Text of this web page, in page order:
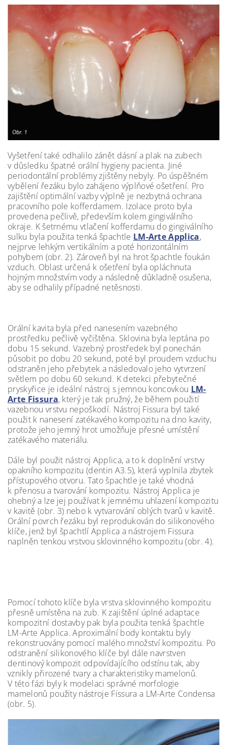
Vyšetření také odhalilo zánět dásní a plak na zubech
v důsledku špatné orální hygieny pacienta. Jiné
periodontální problémy zjištěny nebyly. Po úspěšném
vybělení řezáku bylo zahájeno výplňové ošetření. Pro
zajištění optimální vazby výplně je nezbytná ochrana
pracovního pole kofferdamem. Izolace proto byla
provedena pečlivě, především kolem gingiválního
okraje. K šetrnému vtlačení kofferdamu do gingiválního
sulku byla použita tenká špachtle LM-Arte Applica,
nejprve lehkým vertikálním a poté horizontálním
pohybem (obr. 2). Zároveň byl na hrot špachtle foukán
vzduch. Oblast určená k ošetření byla opláchnuta
hojným množstvím vody a následně důkladně osušena,
aby se odhalily případné netěsnosti.
Orální kavita byla před nanesením vazebného
prostředku pečlivě vyčištěna. Sklovina byla leptána po
dobu 15 sekund. Vazebný prostředek byl ponechán
působit po dobu 20 sekund, poté byl proudem vzduchu
odstraněn jeho přebytek a následovalo jeho vytvrzení
světlem po dobu 60 sekund. K detekci přebytečné
pryskyřice je ideální nástroj s jemnou koncovkou LM-
Arte Fissura, který je tak pružný, že během použití
vazebnou vrstvu nepoškodí. Nástroj Fissura byl také
použit k nanesení zatékavého kompozitu na dno kavity,
protože jeho jemný hrot umožňuje přesné umístění
zatékavého materiálu.
Dále byl použit nástroj Applica, a to k doplnění vrstvy
opakního kompozitu (dentin A3.5), která vyplnila zbytek
přístupového otvoru. Tato špachtle je také vhodná
k přenosu a tvarování kompozitu. Nástroj Applica je
ohebný a lze jej používat k jemnému uhlazení kompozitu
v kavitě (obr. 3) nebo k vytvarování oblých tvarů v kavitě.
Orální povrch řezáku byl reprodukován do silikonového
klíče, jenž byl špachtlí Applica a nástrojem Fissura
naplněn tenkou vrstvou sklovinného kompozitu (obr. 4).
Pomocí tohoto klíče byla vrstva sklovinného kompozitu
přesně umístěna na zub. K zajištění úplné adaptace
kompozitní dostavby pak byla použita tenká špachtle
LM-Arte Applica. Aproximální body kontaktu byly
rekonstruovány pomocí malého množství kompozitu. Po
odstranění silikonového klíče byl dále navrstven
dentinový kompozit odpovídajícího odstínu tak, aby
vznikly přirozené tvary a charakteristiky mamelonů.
V této fázi byly k modelaci správné morfologie
mamelonů použity nástroje Fissura a LM-Arte Condensa
(obr. 5).